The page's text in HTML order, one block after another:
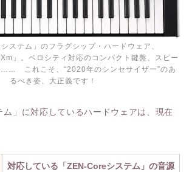
ステム」のフラグシップ・ハードウェア、
」。ベロシティ対応のコンパクト鍵盤、スピー
…… これこそ、“2020年のシンセサイザー”のあ
るべき姿、大正義です！
ム」に対応しているハードウェアは、現在
対応している「ZEN-Coreシステム」の音源